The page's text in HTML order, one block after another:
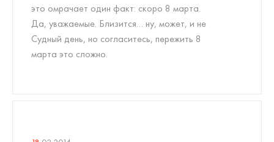
это омрачает один факт: скоро 8 марта.
Да, уважаемые. Близится… ну, может, и не
Судный день, но согласитесь, пережить 8
марта это сложно.